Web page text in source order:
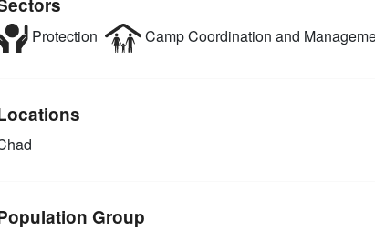
Protection Camp Coordination and
Group